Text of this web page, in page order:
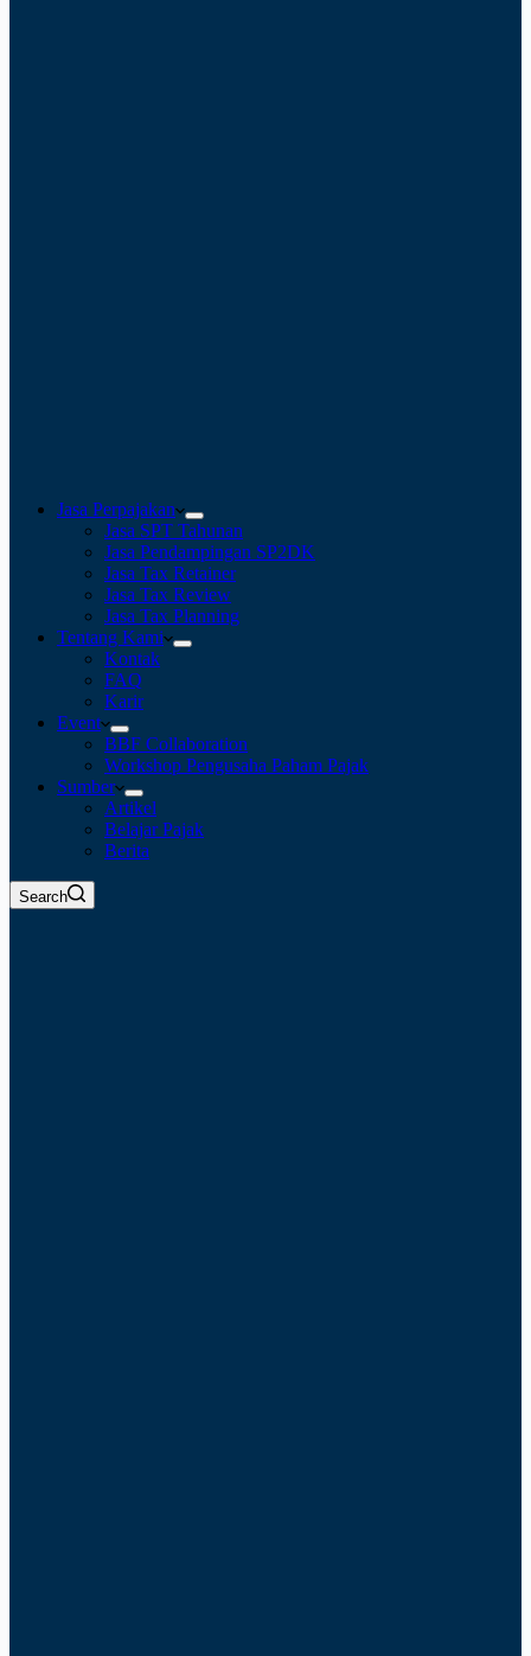
Jasa Perpajakan
Jasa SPT Tahunan
Jasa Pendampingan SP2DK
Jasa Tax Retainer
Jasa Tax Review
Jasa Tax Planning
Tentang Kami
Kontak
FAQ
Karir
Event
BBF Collaboration
Workshop Pengusaha Paham Pajak
Sumber
Artikel
Belajar Pajak
Berita
Search